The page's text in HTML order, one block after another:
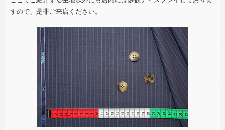
すので、是非ご来店ください。